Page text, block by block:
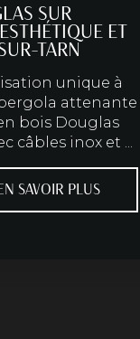
SUR
ET
TARN
unique à
attenante
bois Douglas
câbles inox et ...
SAVOIR PLUS